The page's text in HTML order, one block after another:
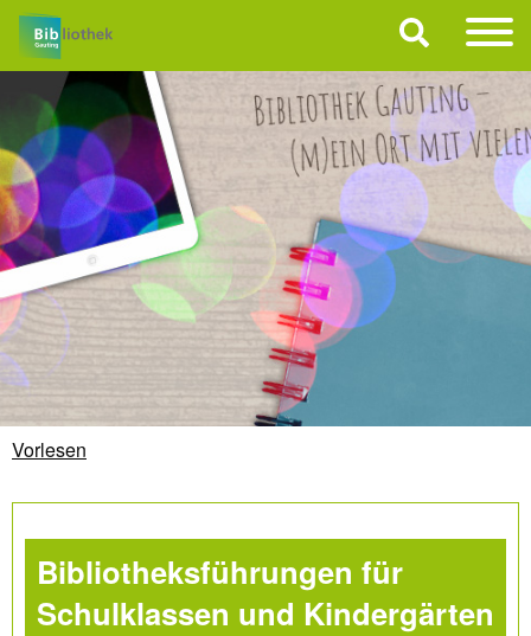
Vorlesen
Bibliotheksführungen für
Schulklassen und Kindergärten